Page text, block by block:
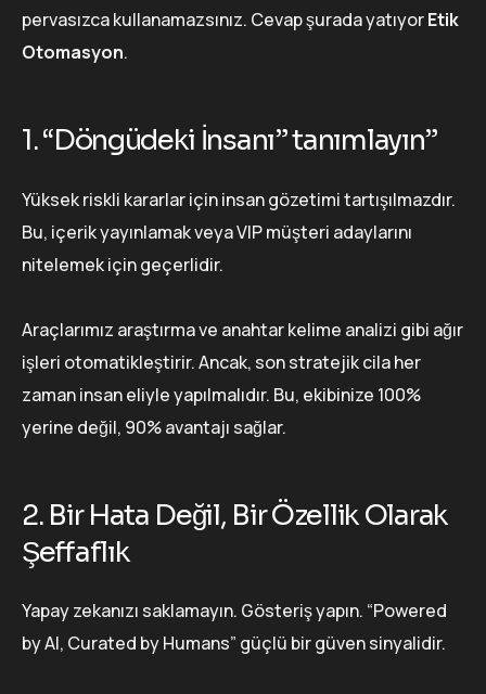
pervasızca kullanamazsınız. Cevap şurada yatıyorEtik
Otomasyon.
1. “Döngüdeki İnsanı” tanımlayın”
Yüksek riskli kararlar için insan gözetimi tartışılmazdır.
Bu, içerik yayınlamak veya VIP müşteri adaylarını
nitelemek için geçerlidir.
Araçlarımız araştırma ve anahtar kelime analizi gibi ağır
işleri otomatikleştirir. Ancak, son stratejik cila her
zaman insan eliyle yapılmalıdır. Bu, ekibinize 100%
yerine değil, 90% avantajı sağlar.
2. Bir Hata Değil, Bir Özellik Olarak
Şeffaflık
Yapay zekanızı saklamayın. Gösteriş yapın. “Powered
by AI, Curated by Humans” güçlü bir güven sinyalidir.